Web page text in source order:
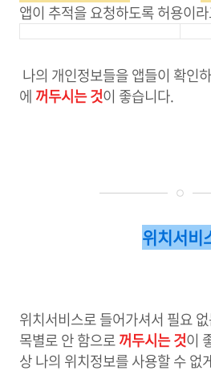
앱이 추적을 요청하도록 허용이
나의 개인정보들을 앱들이 확인
에 꺼두시는 것이 좋습니다.
위치서비
위치서비스로 들어가셔서 필요
목별로 안 함으로꺼두시는 것이
상 나의 위치정보를 사용할 수 없